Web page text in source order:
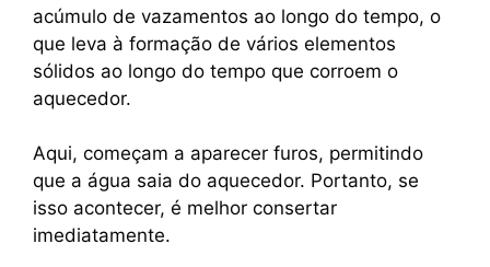
acúmulo de vazamentos ao longo do tempo, o
que leva à formação de vários elementos
sólidos ao longo do tempo que corroem o
aquecedor.
Aqui, começam a aparecer furos, permitindo
que a água saia do aquecedor. Portanto, se
isso acontecer, é melhor consertar
imediatamente.